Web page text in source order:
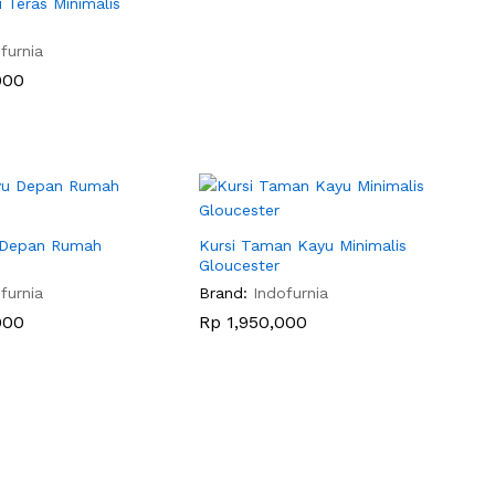
Rumah
Kursi Taman Kayu Minimalis
Gloucester
Brand: Indofurnia
Rp 1,950,000
Rp 1,950,000